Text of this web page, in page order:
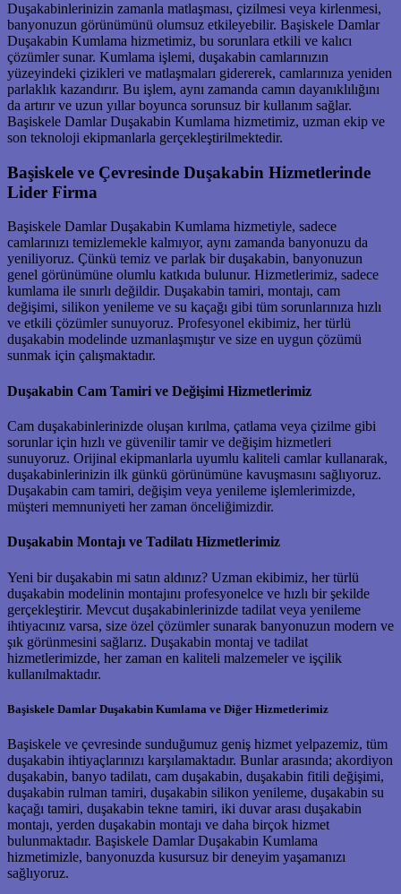
Duşakabinlerinizin zamanla matlaşması, çizilmesi veya kirlenmesi,
banyonuzun görünümünü olumsuz etkileyebilir. Başiskele Damlar
Duşakabin Kumlama hizmetimiz, bu sorunlara etkili ve kalıcı
çözümler sunar. Kumlama işlemi, duşakabin camlarınızın
yüzeyindeki çizikleri ve matlaşmaları gidererek, camlarınıza yeniden
parlaklık kazandırır. Bu işlem, aynı zamanda camın dayanıklılığını
da artırır ve uzun yıllar boyunca sorunsuz bir kullanım sağlar.
Başiskele Damlar Duşakabin Kumlama hizmetimiz, uzman ekip ve
son teknoloji ekipmanlarla gerçekleştirilmektedir.
Başiskele ve Çevresinde Duşakabin Hizmetlerinde
Lider Firma
Başiskele Damlar Duşakabin Kumlama hizmetiyle, sadece
camlarınızı temizlemekle kalmıyor, aynı zamanda banyonuzu da
yeniliyoruz. Çünkü temiz ve parlak bir duşakabin, banyonuzun
genel görünümüne olumlu katkıda bulunur. Hizmetlerimiz, sadece
kumlama ile sınırlı değildir. Duşakabin tamiri, montajı, cam
değişimi, silikon yenileme ve su kaçağı gibi tüm sorunlarınıza hızlı
ve etkili çözümler sunuyoruz. Profesyonel ekibimiz, her türlü
duşakabin modelinde uzmanlaşmıştır ve size en uygun çözümü
sunmak için çalışmaktadır.
Duşakabin Cam Tamiri ve Değişimi Hizmetlerimiz
Cam duşakabinlerinizde oluşan kırılma, çatlama veya çizilme gibi
sorunlar için hızlı ve güvenilir tamir ve değişim hizmetleri
sunuyoruz. Orijinal ekipmanlarla uyumlu kaliteli camlar kullanarak,
duşakabinlerinizin ilk günkü görünümüne kavuşmasını sağlıyoruz.
Duşakabin cam tamiri, değişim veya yenileme işlemlerimizde,
müşteri memnuniyeti her zaman önceliğimizdir.
Duşakabin Montajı ve Tadilatı Hizmetlerimiz
Yeni bir duşakabin mi satın aldınız? Uzman ekibimiz, her türlü
duşakabin modelinin montajını profesyonelce ve hızlı bir şekilde
gerçekleştirir. Mevcut duşakabinlerinizde tadilat veya yenileme
ihtiyacınız varsa, size özel çözümler sunarak banyonuzun modern ve
şık görünmesini sağlarız. Duşakabin montaj ve tadilat
hizmetlerimizde, her zaman en kaliteli malzemeler ve işçilik
kullanılmaktadır.
Başiskele Damlar Duşakabin Kumlama ve Diğer Hizmetlerimiz
Başiskele ve çevresinde sunduğumuz geniş hizmet yelpazemiz, tüm
duşakabin ihtiyaçlarınızı karşılamaktadır. Bunlar arasında; akordiyon
duşakabin, banyo tadilatı, cam duşakabin, duşakabin fitili değişimi,
duşakabin rulman tamiri, duşakabin silikon yenileme, duşakabin su
kaçağı tamiri, duşakabin tekne tamiri, iki duvar arası duşakabin
montajı, yerden duşakabin montajı ve daha birçok hizmet
bulunmaktadır. Başiskele Damlar Duşakabin Kumlama
hizmetimizle, banyonuzda kusursuz bir deneyim yaşamanızı
sağlıyoruz.